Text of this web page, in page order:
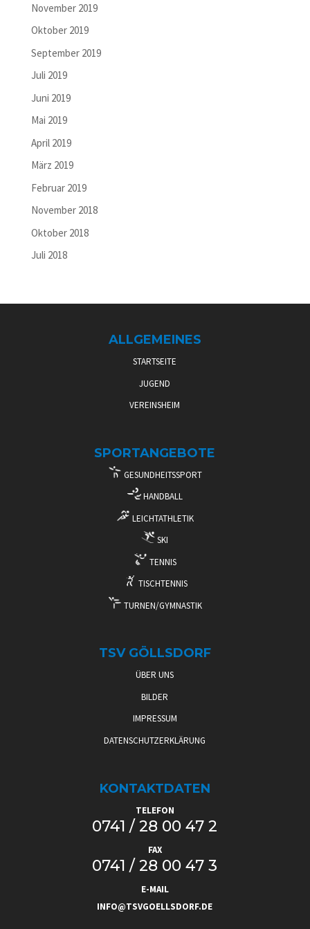
November 2019
Oktober 2019
September 2019
Juli 2019
Juni 2019
Mai 2019
April 2019
März 2019
Februar 2019
November 2018
Oktober 2018
Juli 2018
ALLGEMEINES
STARTSEITE
JUGEND
VEREINSHEIM
SPORTANGEBOTE
GESUNDHEITSSPORT
HANDBALL
LEICHTATHLETIK
SKI
TENNIS
TISCHTENNIS
TURNEN/GYMNASTIK
TSV GÖLLSDORF
ÜBER UNS
BILDER
IMPRESSUM
DATENSCHUTZERKLÄRUNG
KONTAKTDATEN
TELEFON
0741 / 28 00 47 2
FAX
0741 / 28 00 47 3
E-MAIL
INFO@TSVGOELLSDORF.DE